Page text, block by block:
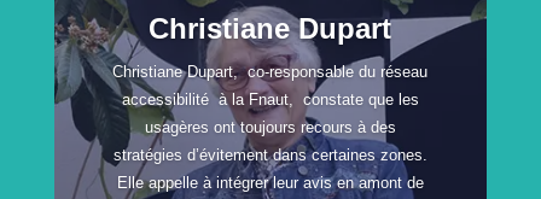
Christiane Dupart
Christiane Dupart, co-responsable du réseau
accessibilité à la Fnaut, constate que les
usagères ont toujours recours à des
stratégies d’évitement dans certaines zones.
Elle appelle à intégrer leur avis en amont de